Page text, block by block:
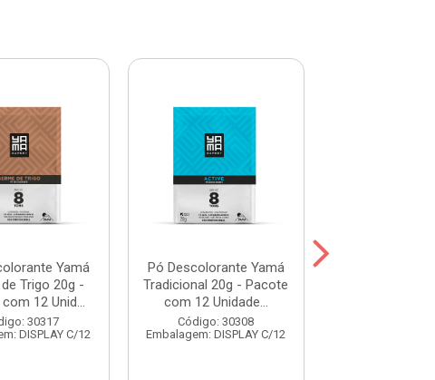
Yamá
Trigo 20g -
12 Unid...
30317
DISPLAY C/12
Pó Descolorante Yamá
Tradicional 20g - Pacote
com 12 Unidade...
Código: 30308
Embalagem: DISPLAY C/12